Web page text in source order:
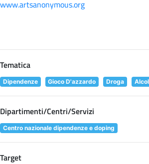
www.artsanonymous.org
Tematica
Dipendenze Gioco D'azzardo Droga Alcol
Dipartimenti/Centri/Servizi
Centro nazionale dipendenze e doping
Target